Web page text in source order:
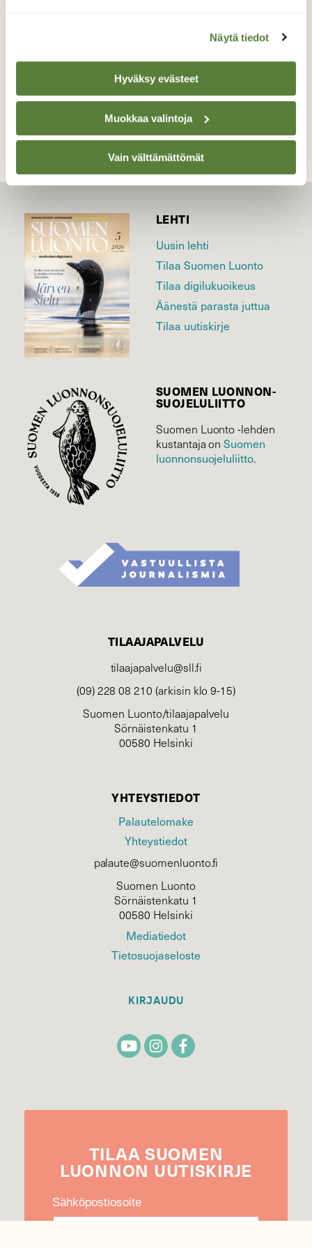
Näytä tiedot
Hyväksy evästeet
Muokkaa valintoja
Vain välttämättömät
TAKAISIN LISTAAN
LEHTI
Uusin lehti
Tilaa Suomen Luonto
Tilaa digilukuoikeus
Äänestä parasta juttua
Tilaa uutiskirje
SUOMEN LUONNON­
SUOJELU­LIITTO
Suomen Luonto -lehden
kustantaja onSuomen
luonnonsuojelu­liitto.
TILAAJAPALVELU
tilaajapalvelu@sll.fi
(09) 228 08 210 (arkisin klo 9-15)
Suomen Luonto/tilaajapalvelu
Sörnäistenkatu 1
00580 Helsinki
YHTEYSTIEDOT
Palautelomake
Yhteystiedot
palaute@suomenluonto.fi
Suomen Luonto
Sörnäistenkatu 1
00580 Helsinki
Mediatiedot
Tietosuojaseloste
KIRJAUDU
TILAA SUOMEN
LUONNON UUTIS­KIRJE
Sähköpostiosoite